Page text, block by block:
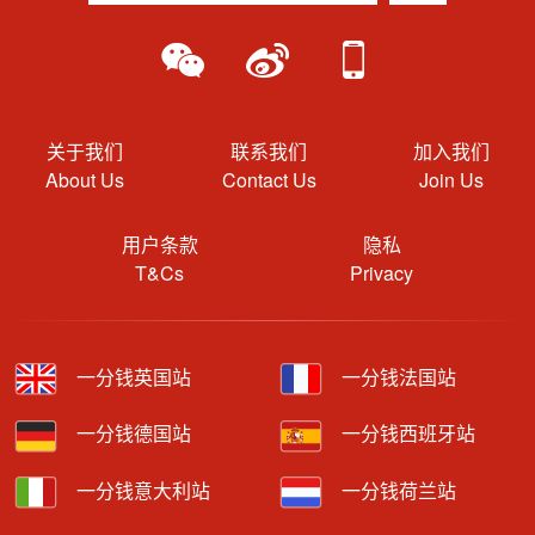
关于我们
About Us
联系我们
Contact Us
加入我们
Join Us
用户条款
T&Cs
隐私
Privacy
一分钱英国站 一分钱法国站
一分钱德国站 一分钱西班牙站
一分钱意大利站 一分钱荷兰站